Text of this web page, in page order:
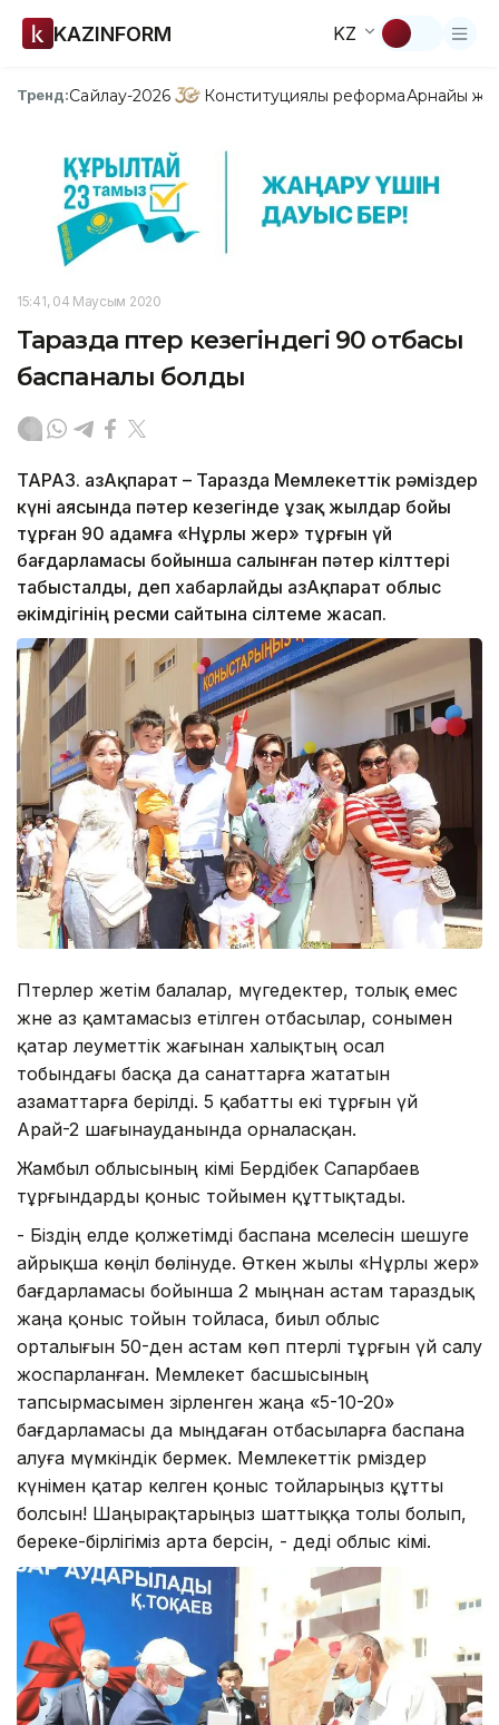
KAZINFORM KZ
Тренд:Сайлау-2026 Конституциялық реформаАрнайы
15:41, 04 Маусым 2020
Таразда пәтер кезегіндегі 90 отбасы
баспаналы болды
ТАРАЗ. ҚазАқпарат – Таразда Мемлекеттік рәміздер
күні аясында пәтер кезегінде ұзақ жылдар бойы
тұрған 90 адамға «Нұрлы жер» тұрғын үй
бағдарламасы бойынша салынған пәтер кілттері
табысталды, деп хабарлайды ҚазАқпарат облыс
әкімдігінің ресми сайтына сілтеме жасап.
Пәтерлер жетім балалар, мүгедектер, толық емес
және аз қамтамасыз етілген отбасылар, сонымен
қатар әлеуметтік жағынан халықтың осал
тобындағы басқа да санаттарға жататын
азаматтарға берілді. 5 қабатты екі тұрғын үй
Арай-2 шағынауданында орналасқан.
Жамбыл облысының әкімі Бердібек Сапарбаев
тұрғындарды қоныс тойымен құттықтады.
- Біздің елде қолжетімді баспана мәселесін шешуге
айрықша көңіл бөлінуде. Өткен жылы «Нұрлы жер»
бағдарламасы бойынша 2 мыңнан астам тараздық
жаңа қоныс тойын тойласа, биыл облыс
орталығын 50-ден астам көп пәтерлі тұрғын үй салу
жоспарланған. Мемлекет басшысының
тапсырмасымен әзірленген жаңа «5-10-20»
бағдарламасы да мыңдаған отбасыларға баспана
алуға мүмкіндік бермек. Мемлекеттік рәміздер
күнімен қатар келген қоныс тойларыңыз құтты
болсын! Шаңырақтарыңыз шаттыққа толы болып,
береке-бірлігіміз арта берсін, - деді облыс әкімі.